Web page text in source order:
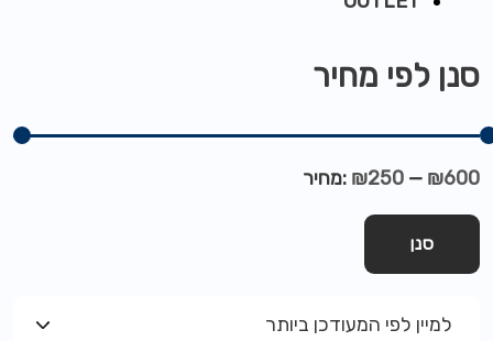
סנן לפי מחיר
סנן
מחיר: ₪250 — ₪600
למיין לפי המעודכן ביותר